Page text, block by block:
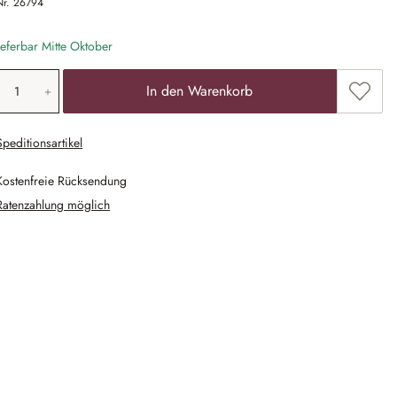
Mitte Oktober
Anzahl: Gib den gewünschten
In den Warenkorb Zum
Rücksendung
möglich